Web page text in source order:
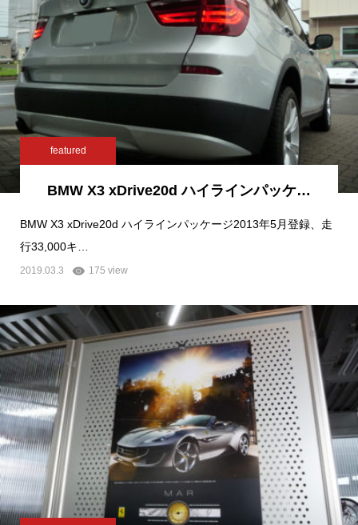
featured
BMW X3 xDrive20d ハイラインパッケ…
BMW X3 xDrive20d ハイラインパッケージ2013年5月登録、走
行33,000キ…
2019.03.3 175 view